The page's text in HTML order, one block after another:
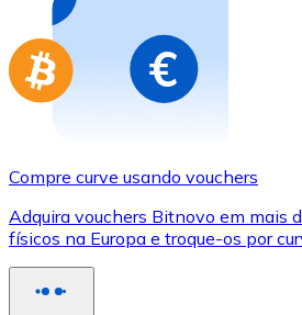
Compre curve usando vouchers
Adquira vouchers Bitnovo em mais
físicos na Europa e troque-os por